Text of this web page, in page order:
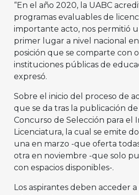
“En el año 2020, la UABC
programas evaluables de
importante acto, nos permitió
primer lugar a nivel nacional
posición que se comparte con
instituciones públicas de
expresó.
Sobre el inicio del proceso de
que se da tras la publicación
Concurso de Selección para el
Licenciatura, la cual se emite
una en marzo -que oferta
otra en noviembre -que solo
con espacios disponibles-.
Los aspirantes deben acceder a